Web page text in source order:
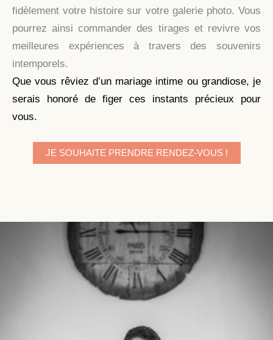
fidèlement votre histoire sur votre galerie photo. Vous
pourrez ainsi commander des tirages et revivre vos
meilleures expériences à travers des souvenirs
intemporels.
Que vous rêviez d’un mariage intime ou grandiose, je
serais honoré de figer ces instants précieux pour
vous.
JE SOUHAITE PRENDRE RENDEZ-VOUS !